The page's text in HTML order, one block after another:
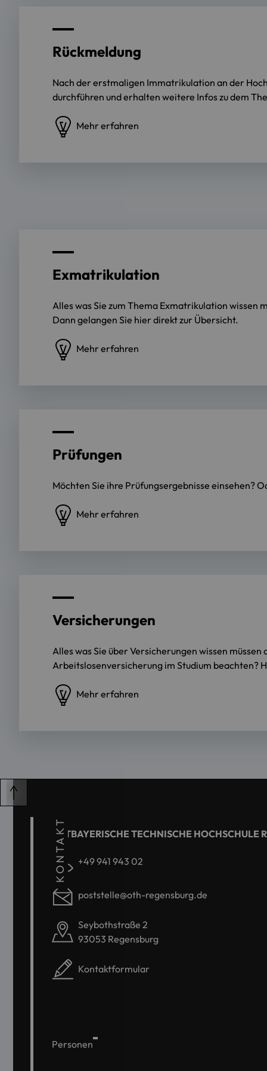
Rückmeldung
Nach der erstmaligen Immatrikulation an der
durchführen und erhalten weitere Infos zu dem
Mehr erfahren
Exmatrikulation
Alles was Sie zum Thema Exmatrikulation wissen
Dann gelangen Sie hier direkt zur Übersicht.
Mehr erfahren
Prüfungen
Möchten Sie ihre Prüfungsergebnisse einsehen?
Mehr erfahren
Versicherungen
Alles was Sie über Versicherungen wissen
Arbeitslosenversicherung im Studium beachten?
Mehr erfahren
KONTAKT
OSTBAYERISCHE TECHNISCHE HOCHSCHULE
+49 941 943 02
poststelle@oth-regensburg.de
Seybothstraße 2
93053 Regensburg
Kontaktformular
Personen